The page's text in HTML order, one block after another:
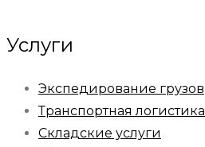
Услуги
Экспедирование грузов
Транспортная логистика
Складские услуги